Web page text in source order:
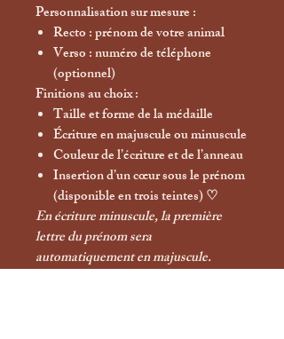
Personnalisation sur mesure :
Recto: prénom de votre animal
Verso: numéro de téléphone
(optionnel)
Finitions au choix :
Taille et forme de la médaille
Écriture en majuscule ou minuscule
Couleur de l’écriture et de l’anneau
Insertion d’uncœursous le prénom
(disponible en trois teintes) ♡
En écriture minuscule, la première
lettre du prénom sera
automatiquement en majuscule.